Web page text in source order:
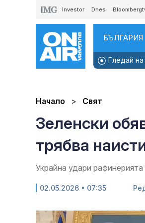
Investor Dnes
БЪЛГАРИЯ
Гледай
Начало Свят
Зеленски
трябва
Украйна удари
02.05.2026 • 07:35